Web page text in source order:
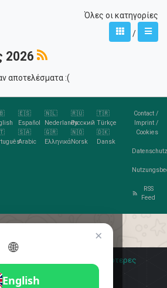
Όλες οι κατηγορίες
/
2026
αποτελέσματα :(
🇪🇸
Español
🇳🇱
Nederlands
🇷🇺
Русский
🇹🇷
Türkçe
🇸🇦
Arabic
🇬🇷
Ελληνικά
🇳🇴
Norsk
🇩🇰
Dansk
Contact/
Imprint/
Cookies
RSS
Feed
Περισσότερες
×
🌐
English